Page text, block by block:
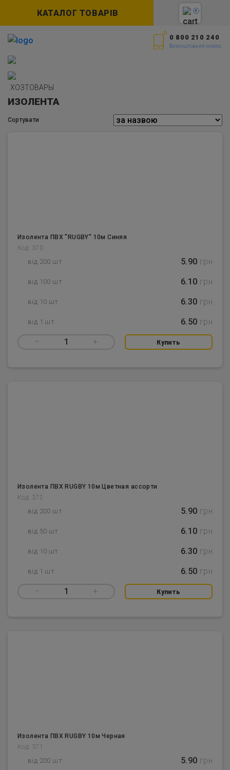
КАТАЛОГ ТОВАРІВ 0
0 800 210 240
Безкоштовний номер
ХОЗТОВАРЫ
ИЗОЛЕНТА
Сортувати
Изолента ПВХ "RUGBY" 10м Синяя
Код: 370
від 200 шт 5.90 грн
від 100 шт 6.10 грн
від 10 шт 6.30 грн
від 1 шт 6.50 грн
– 1 + Купить
Изолента ПВХ RUGBY 10м Цветная ассорти
Код: 372
від 200 шт 5.90 грн
від 50 шт 6.10 грн
від 10 шт 6.30 грн
від 1 шт 6.50 грн
– 1 + Купить
Изолента ПВХ RUGBY 10м Черная
Код: 371
від 200 шт 5.90 грн